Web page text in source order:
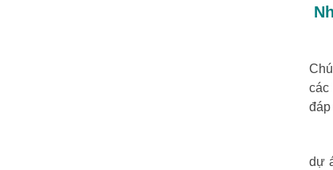
1)
các
2)
dự